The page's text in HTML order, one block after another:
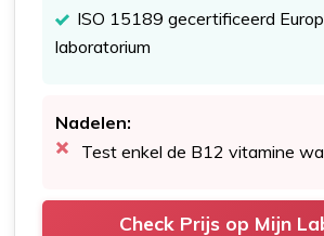
ISO 15189 gecertificeerd
laboratorium
Nadelen:
Test enkel de B12 vitamine
Check Prijs op Mijn